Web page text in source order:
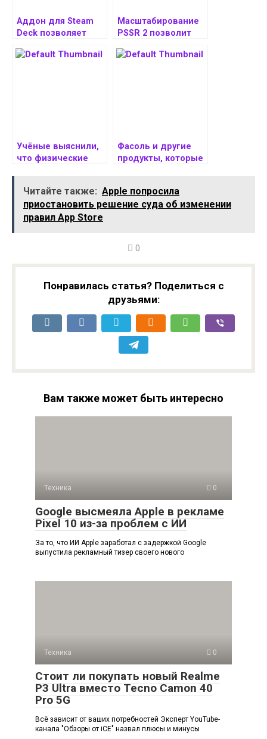
Аддон для Steam
Deck позволяет
генерацию кадров
Масштабирование
PSSR 2 позволит
разрешением 8K и
Учёные выяснили,
что физические
поддерживать
объём мозга
Фасоль и другие
продукты, которые
стабильный
уровень сахара в
Читайте также: Apple попросила
приостановить решение суда об изменении
правил App Store
0
Понравилась статья? Поделиться с
друзьями:
Вам также может быть интересно
Техника 0
Google высмеяла Apple в рекламе
Pixel 10 из-за проблем с ИИ
За то, что ИИ Apple заработал с задержкой Google
выпустила рекламный тизер своего нового
Техника 0
Стоит ли покупать новый Realme
P3 Ultra вместо Tecno Camon 40
Pro 5G
Всё зависит от ваших потребностей Эксперт YouTube-
канала "Обзоры от iCE" назвал плюсы и минусы